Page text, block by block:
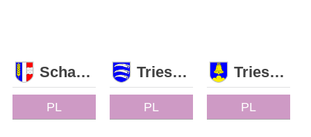
Schaan
PL
Triesen
PL
Triesenberg
PL